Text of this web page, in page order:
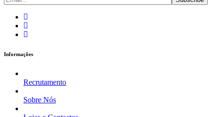
Informações
Recrutamento
Sobre Nós